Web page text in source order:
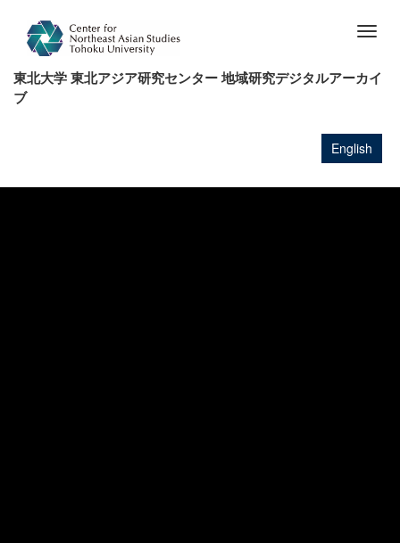
コ
ン
移
東北大学 東北アジア研究センター 地域研究デジタルアーカイ
ブ
English